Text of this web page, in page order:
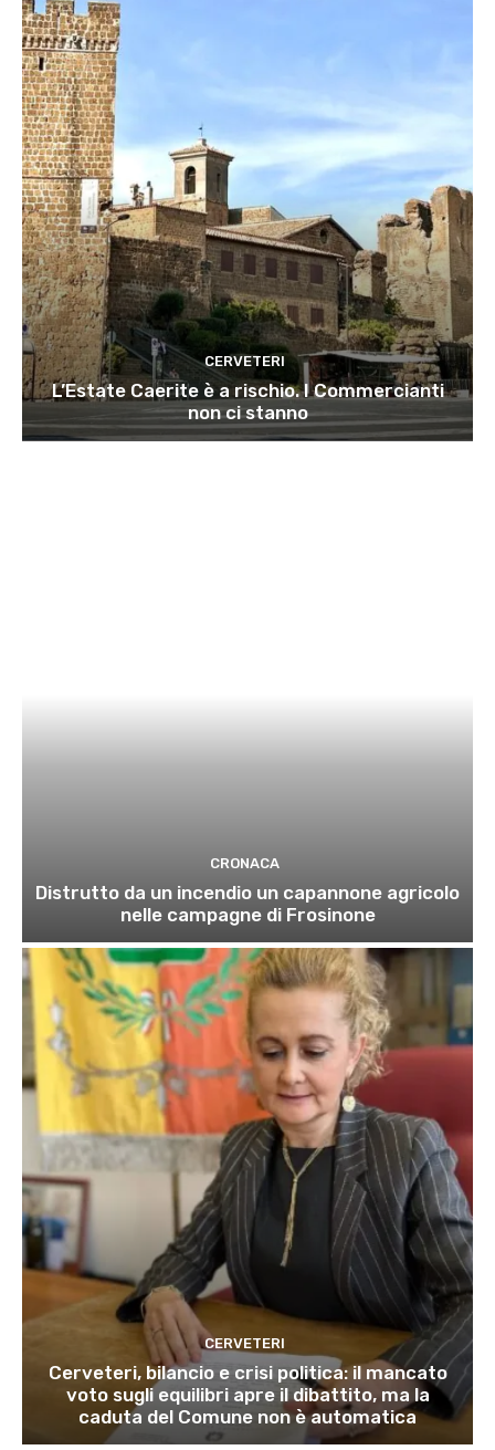
CERVETERI
L’Estate Caerite è a rischio. I Commercianti
non ci stanno
CRONACA
Distrutto da un incendio un capannone agricolo
nelle campagne di Frosinone
CERVETERI
Cerveteri, bilancio e crisi politica: il mancato
voto sugli equilibri apre il dibattito, ma la
caduta del Comune non è automatica